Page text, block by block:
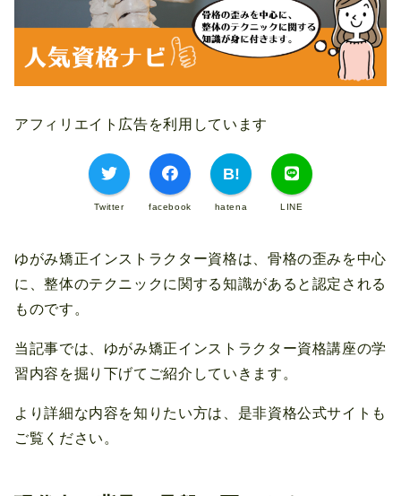
アフィリエイト広告を利用しています
Twitter facebook hatena LINE
ゆがみ矯正インストラクター資格は、骨格の歪みを中心
に、整体のテクニックに関する知識があると認定される
ものです。
当記事では、ゆがみ矯正インストラクター資格講座の学
習内容を掘り下げてご紹介していきます。
より詳細な内容を知りたい方は、是非資格公式サイトも
ご覧ください。